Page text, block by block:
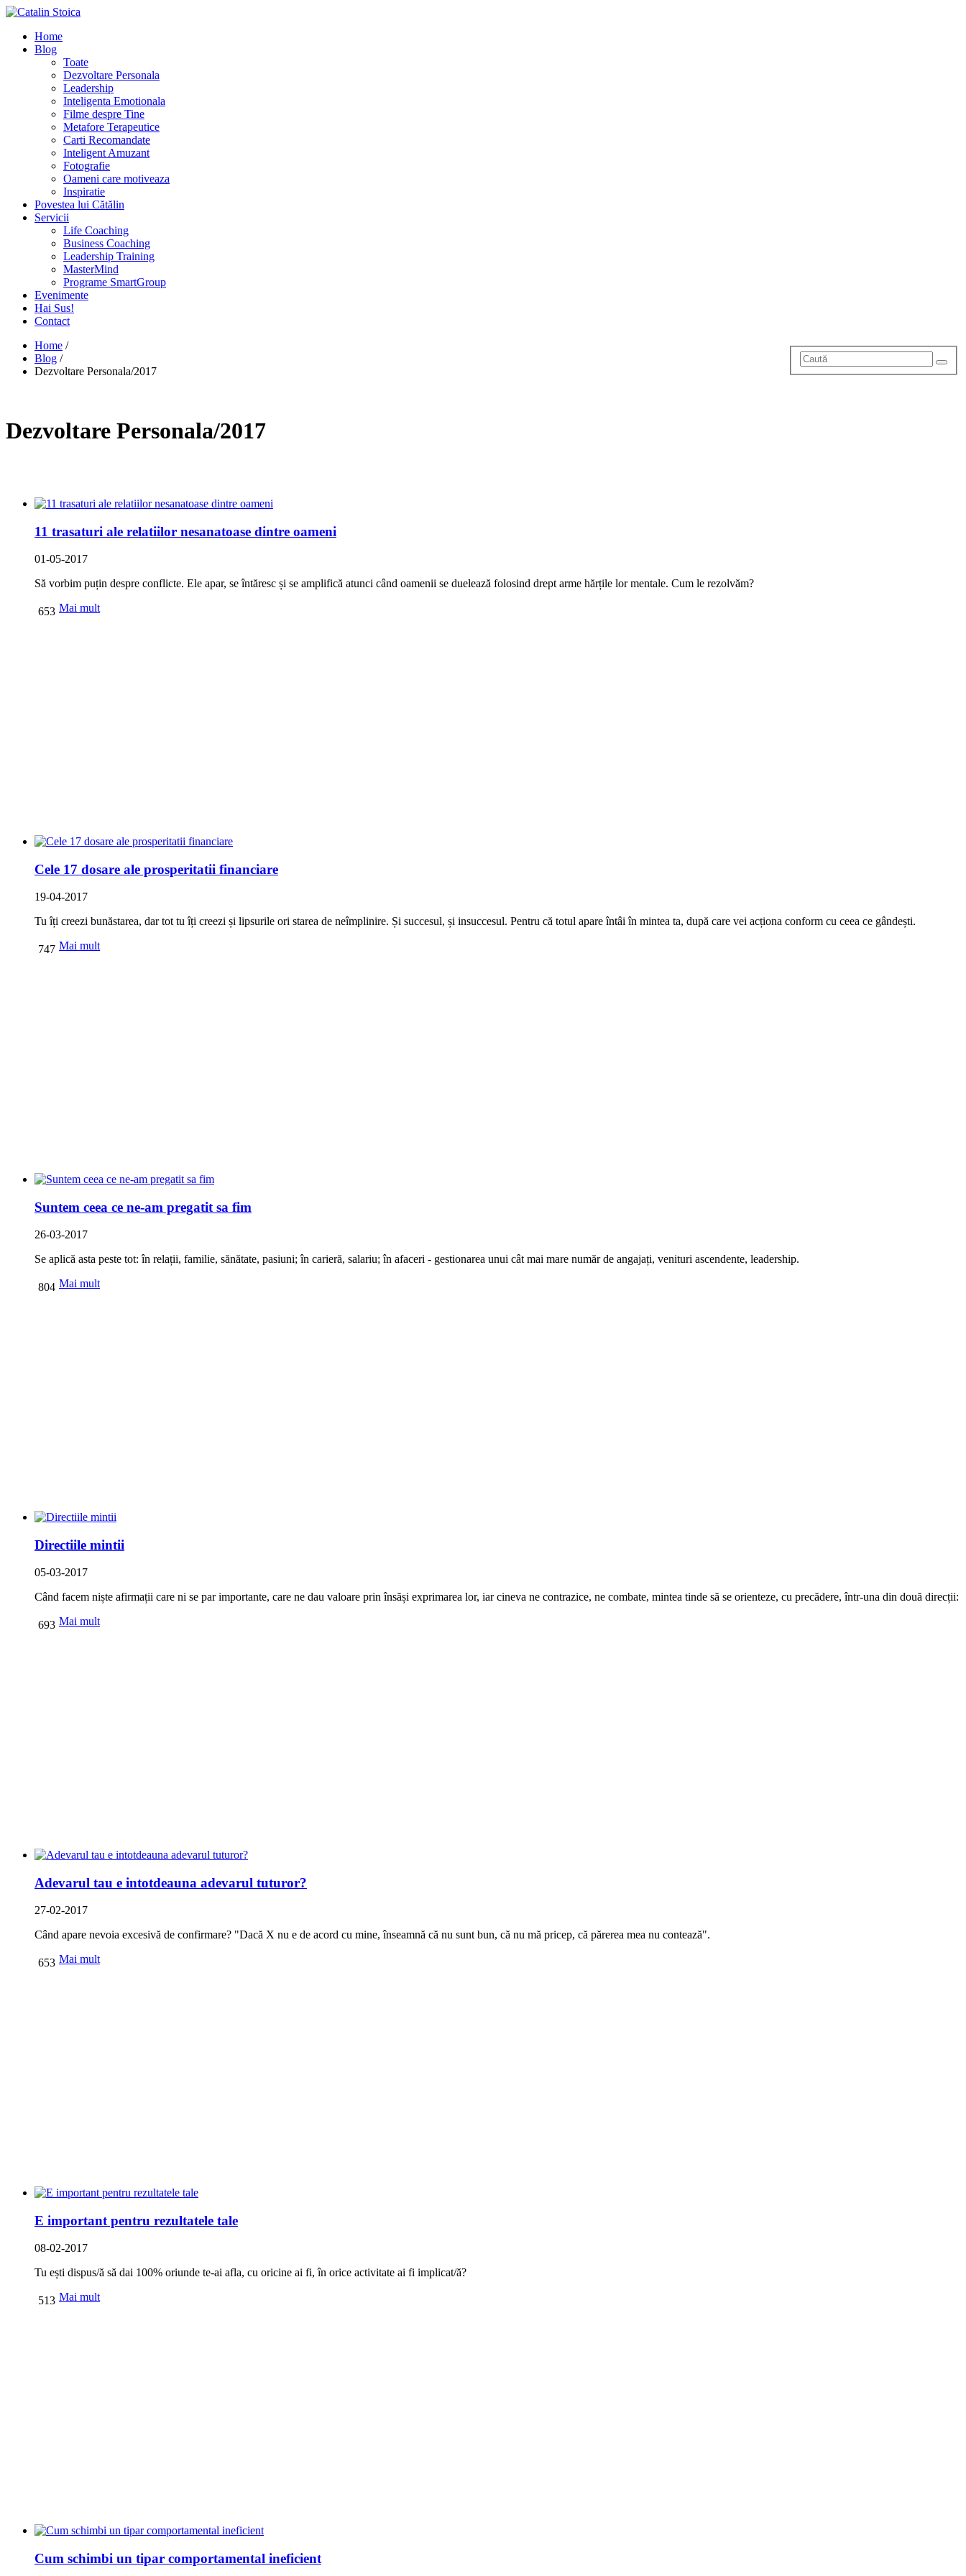
Home
Blog
Toate
Dezvoltare Personala
Leadership
Inteligenta Emotionala
Filme despre Tine
Metafore Terapeutice
Carti Recomandate
Inteligent Amuzant
Fotografie
Oameni care motiveaza
Inspiratie
Povestea lui Cătălin
Servicii
Life Coaching
Business Coaching
Leadership Training
MasterMind
Programe SmartGroup
Evenimente
Hai Sus!
Contact
Home /
Blog /
Dezvoltare Personala/2017
Dezvoltare Personala/2017
11 trasaturi ale relatiilor nesanatoase dintre oameni
01-05-2017
Să vorbim puțin despre conflicte. Ele apar, se întăresc și se amplifică atunci când oamenii se duelează folosind drept arme hărțile lor mentale. Cum le rezolvăm?
Mai mult
653
Cele 17 dosare ale prosperitatii financiare
19-04-2017
Tu îți creezi bunăstarea, dar tot tu îți creezi și lipsurile ori starea de neîmplinire. Și succesul, și insuccesul. Pentru că totul apare întâi în mintea ta, după care vei acționa conform cu ceea ce gândești.
Mai mult
747
Suntem ceea ce ne-am pregatit sa fim
26-03-2017
Se aplică asta peste tot: în relații, familie, sănătate, pasiuni; în carieră, salariu; în afaceri - gestionarea unui cât mai mare număr de angajați, venituri ascendente, leadership.
Mai mult
804
Directiile mintii
05-03-2017
Când facem niște afirmații care ni se par importante, care ne dau valoare prin însăși exprimarea lor, iar cineva ne contrazice, ne combate, mintea tinde să se orienteze, cu precădere, într-una din două direcții:
Mai mult
693
Adevarul tau e intotdeauna adevarul tuturor?
27-02-2017
Când apare nevoia excesivă de confirmare? "Dacă X nu e de acord cu mine, înseamnă că nu sunt bun, că nu mă pricep, că părerea mea nu contează".
Mai mult
653
E important pentru rezultatele tale
08-02-2017
Tu ești dispus/ă să dai 100% oriunde te-ai afla, cu oricine ai fi, în orice activitate ai fi implicat/ă?
Mai mult
513
Cum schimbi un tipar comportamental ineficient